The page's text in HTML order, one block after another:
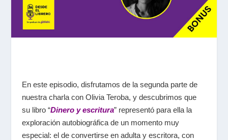
En este episodio, disfrutamos de la segunda parte de
nuestra charla con Olivia Teroba, y descubrimos que
su libro “Dinero y escritura” representó para ella la
exploración autobiográfica de un momento muy
especial: el de convertirse en adulta y escritora, con